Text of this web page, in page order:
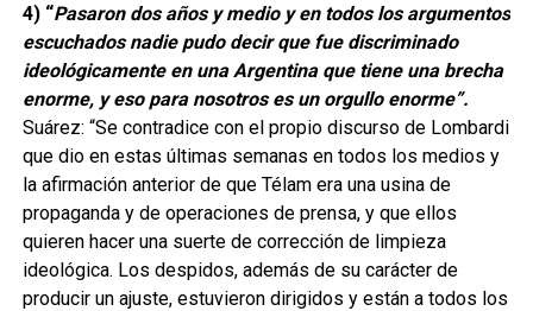
4) “Pasaron dos años y medio y en todos los argumentos
escuchados nadie pudo decir que fue discriminado
ideológicamente en una Argentina que tiene una brecha
enorme, y eso para nosotros es un orgullo enorme”.
Suárez: “Se contradice con el propio discurso de Lombardi
que dio en estas últimas semanas en todos los medios y
la afirmación anterior de que Télam era una usina de
propaganda y de operaciones de prensa, y que ellos
quieren hacer una suerte de corrección de limpieza
ideológica. Los despidos, además de su carácter de
producir un ajuste, estuvieron dirigidos y están a todos los